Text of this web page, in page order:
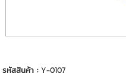
รหัสสินค้า :Y-0107